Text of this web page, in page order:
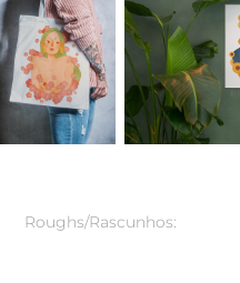
Roughs/Rascunhos: